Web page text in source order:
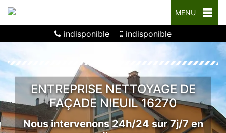
MENU
indisponible indisponible
ENTREPRISE NETTOYAGE DE
FAÇADE NIEUIL 16270
Nous intervenons 24h/24 sur 7j/7 en